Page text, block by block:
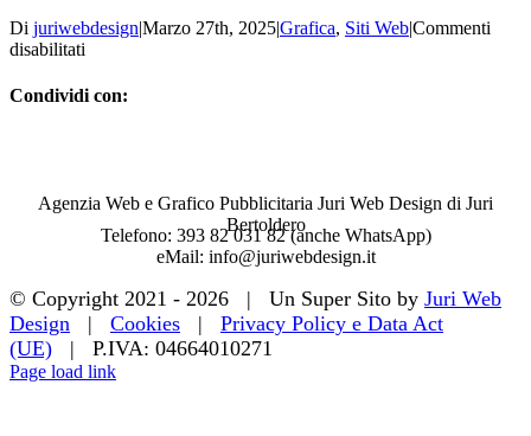
Di juriwebdesign|Marzo 27th, 2025|Grafica, Siti Web|Commenti
disabilitati
Condividi con:
Agenzia Web e Grafico Pubblicitaria Juri Web Design di Juri
Bertoldero
Telefono: 393 82 031 82 (anche WhatsApp)
eMail: info@juriwebdesign.it
© Copyright 2021 - 2026 | Un Super Sito by Juri Web
Design | Cookies | Privacy Policy e Data Act
(UE) | P.IVA: 04664010271
Page load link